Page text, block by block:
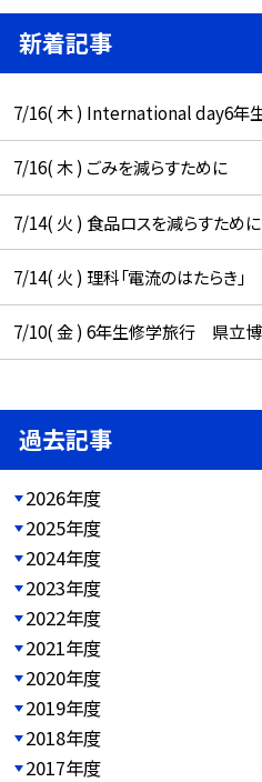
新着記事
7/16( 木 ) International day6年
7/16( 木 ) ごみを減らすために
7/14( 火 ) 食品ロスを減らすために
7/14( 火 ) 理科「電流のはたらき」
7/10( 金 ) 6年生修学旅行 県立博
過去記事
2026年度
2025年度
2024年度
2023年度
2022年度
2021年度
2020年度
2019年度
2018年度
2017年度